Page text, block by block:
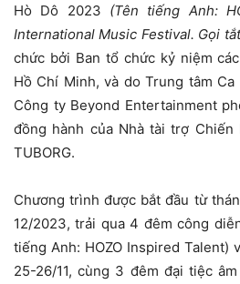
Hò Dô 2023 (Tên tiếng Anh:
International Music Festival. Gọi
chức bởi Ban tổ chức kỷ niệm
Hồ Chí Minh, và do Trung tâm Ca
Công ty Beyond Entertainment
đồng hành của Nhà tài trợ
TUBORG.
Chương trình được bắt đầu từ
12/2023, trải qua 4 đêm công
tiếng Anh: HOZO Inspired Talent)
25-26/11, cùng 3 đêm đại tiệc